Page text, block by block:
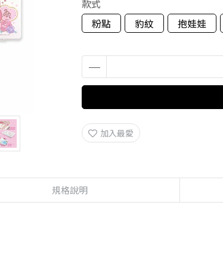
款式
粉點
豹紋 抱娃娃
加入最愛
規格說明